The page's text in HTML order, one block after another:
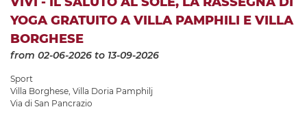
YOGA GRATUITO A VILLA PAMPHILI E VILLA
BORGHESE
from 02-06-2026 to 13-09-2026
Sport
Villa Borghese, Villa Doria Pamphilj
Via di San Pancrazio